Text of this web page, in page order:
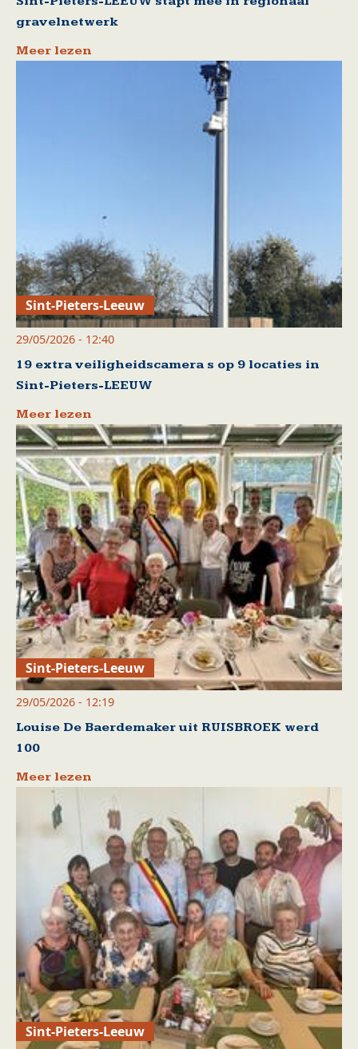
gravelnetwerk
Meer lezen
Sint-Pieters-Leeuw
29/05/2026 - 12:40
19 extra veiligheidscamera s op 9 locaties in
Sint-Pieters-LEEUW
Meer lezen
Sint-Pieters-Leeuw
29/05/2026 - 12:19
Louise De Baerdemaker uit RUISBROEK werd
100
Meer lezen
Sint-Pieters-Leeuw